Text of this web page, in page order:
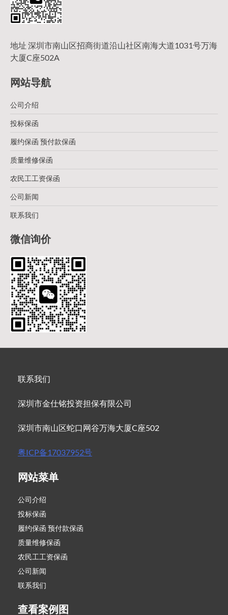
地址 深圳市南山区招商街道沿山社区南海大道1031号万海
大厦C座502A
网站导航
公司介绍
投标保函
履约保函 预付款保函
质量维修保函
农民工工资保函
公司新闻
联系我们
微信询价
联系我们
深圳市金仕铭投资担保有限公司
深圳市南山区蛇口网谷万海大厦C座502
粤ICP备17037952号
网站菜单
公司介绍
投标保函
履约保函 预付款保函
质量维修保函
农民工工资保函
公司新闻
联系我们
查看案例图